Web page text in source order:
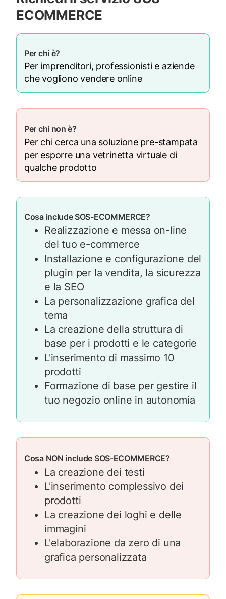
ECOMMERCE
Per chi è?
Per imprenditori, professionisti e aziende
che vogliono vendere online
Per chi non è?
Per chi cerca una soluzione pre-stampata
per esporre una vetrinetta virtuale di
qualche prodotto
Cosa include SOS-ECOMMERCE?
Realizzazione e messa on-line
del tuo e-commerce
Installazione e configurazione del
plugin per la vendita, la sicurezza
e la SEO
La personalizzazione grafica del
tema
La creazione della struttura di
base per i prodotti e le categorie
L'inserimento di massimo 10
prodotti
Formazione di base per gestire il
tuo negozio online in autonomia
Cosa NON include SOS-ECOMMERCE?
La creazione dei testi
L'inserimento complessivo dei
prodotti
La creazione dei loghi e delle
immagini
L'elaborazione da zero di una
grafica personalizzata